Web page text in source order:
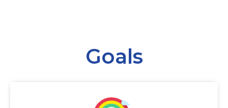
Goals